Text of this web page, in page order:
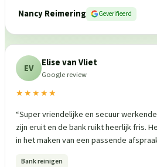
Nancy Reimering
Geverifieerd
EV Elise van Vliet
Google review
★★★★★
“Super vriendelijke en secuur
zijn eruit en de bank ruikt heerlijk fris.
in het maken van een passende
Bank reinigen